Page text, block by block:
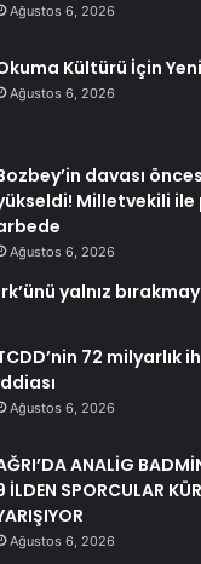
Ağustos 6, 2026
Kültürü İçin
Ağustos 6, 2026
davası
Milletvekili ile
Ağustos 6, 2026
yalnız
72 milyarlık
Ağustos 6, 2026
ANALİG
İLDEN SPORCULAR
Ağustos 6, 2026